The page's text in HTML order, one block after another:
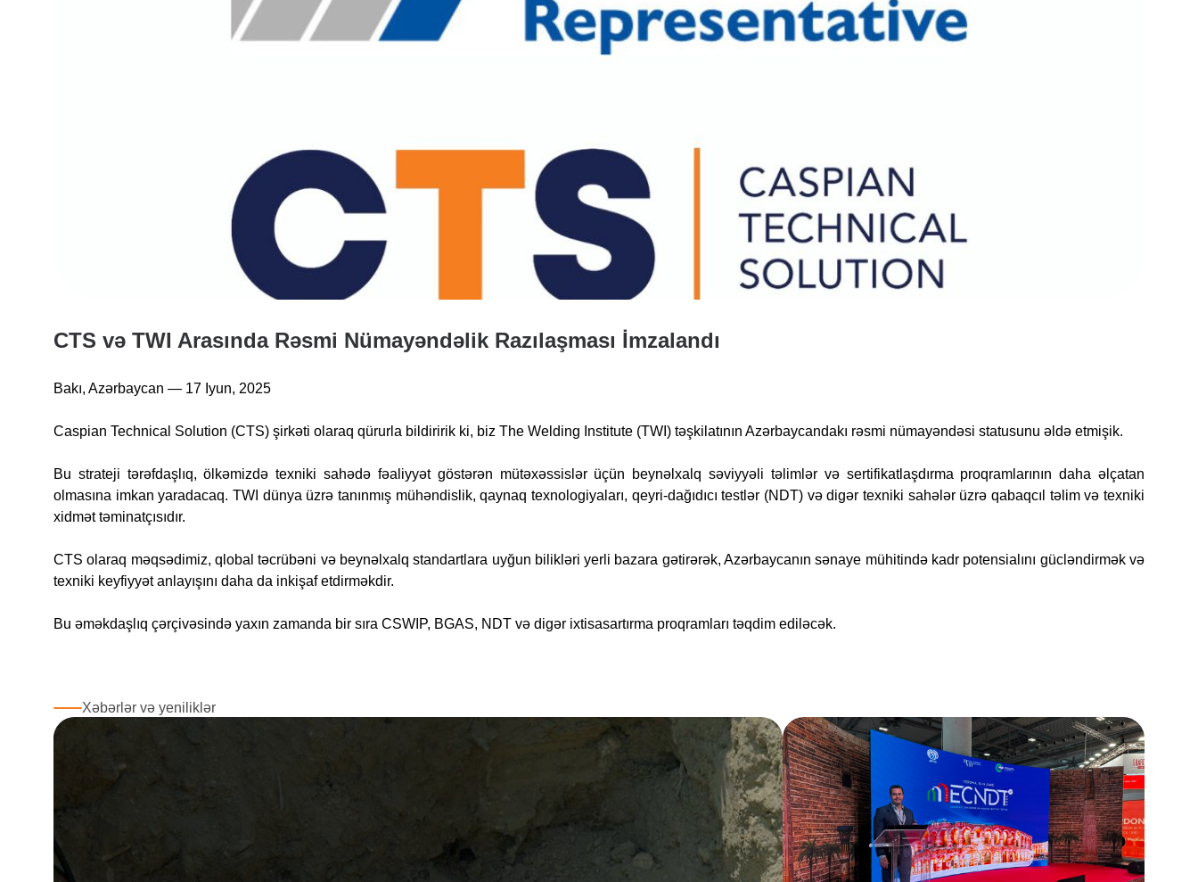
CTS və TWI Arasında Rəsmi Nümayəndəlik Razılaşması İmzalandı
Bakı, Azərbaycan — 17 Iyun, 2025
Caspian Technical Solution (CTS) şirkəti olaraq qürurla bildiririk ki, biz The Welding Institute (TWI) təşkilatının Azərbaycandakı rəsmi nümayəndəsi statusunu əldə etmişik.
Bu strateji tərəfdaşlıq, ölkəmizdə texniki sahədə fəaliyyət göstərən mütəxəssislər üçün beynəlxalq səviyyəli təlimlər və sertifikatlaşdırma proqramlarının daha əlçatan
olmasına imkan yaradacaq. TWI dünya üzrə tanınmış mühəndislik, qaynaq texnologiyaları, qeyri-dağıdıcı testlər (NDT) və digər texniki sahələr üzrə qabaqcıl təlim və texniki
xidmət təminatçısıdır.
CTS olaraq məqsədimiz, qlobal təcrübəni və beynəlxalq standartlara uyğun bilikləri yerli bazara gətirərək, Azərbaycanın sənaye mühitində kadr potensialını gücləndirmək və
texniki keyfiyyət anlayışını daha da inkişaf etdirməkdir.
Bu əməkdaşlıq çərçivəsində yaxın zamanda bir sıra CSWIP, BGAS, NDT və digər ixtisasartırma proqramları təqdim ediləcək.
Xəbərlər və yeniliklər